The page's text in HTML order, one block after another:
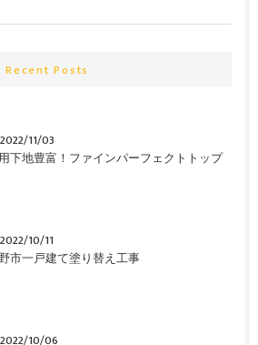
Recent Posts
2022/11/03
下地豊富！ファインパーフェクトトップ
2022/10/11
市一戸建て塗り替え工事
2022/10/06